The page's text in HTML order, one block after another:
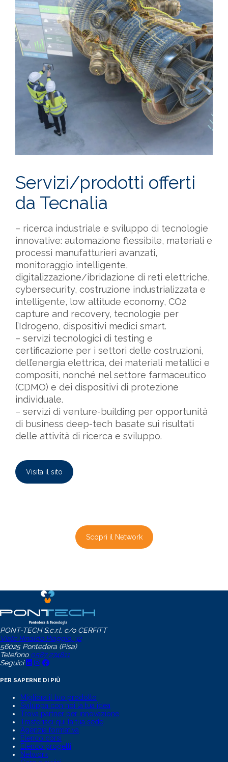
Servizi/prodotti offerti
da Tecnalia
– ricerca industriale e sviluppo di tecnologie
innovative: automazione flessibile, materiali e
processi manufatturieri avanzati,
monitoraggio intelligente,
digitalizzazione/ibridazione di reti elettriche,
cybersecurity, costruzione industrializzata e
intelligente, low altitude economy, CO2
capture and recovery, tecnologie per
l’Idrogeno, dispositivi medici smart.
– servizi tecnologici di testing e
certificazione per i settori delle costruzioni,
dell’energia elettrica, dei materiali metallici e
compositi, nonché nel settore farmaceutico
(CDMO) e dei dispositivi di protezione
individuale.
– servizi di venture-building per opportunità
di business deep-tech basate sui risultati
delle attività di ricerca e sviluppo.
Visita il sito
Scopri il Network
PONT-TECH S.c.r.l. c/o CERFITT
Viale Rinaldo Piaggio, 32
56025 Pontedera (Pisa)
Telefono 0587 274811
Seguici
PER SAPERNE DI PIÙ
Migliora il tuo prodotto
Sviluppa con noi la tua idea
Trova partner per innovazione
Trasferisci qui la tua sede
Agenzia formativa
Elenco corsi
Elenco progetti
Network